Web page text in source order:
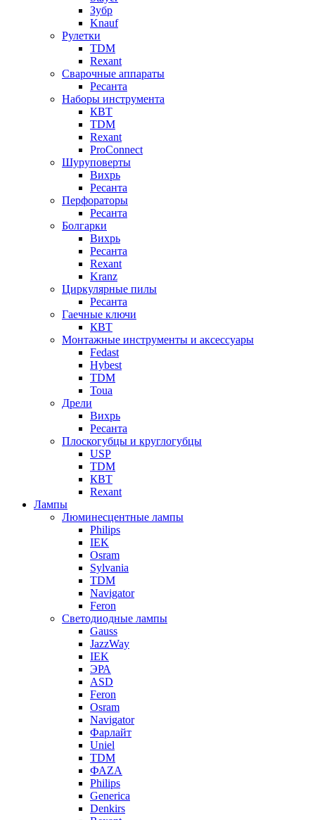
Зубр
Knauf
Рулетки
TDM
Rexant
Сварочные аппараты
Ресанта
Наборы инструмента
КВТ
TDM
Rexant
ProConnect
Шуруповерты
Вихрь
Ресанта
Перфораторы
Ресанта
Болгарки
Вихрь
Ресанта
Rexant
Kranz
Циркулярные пилы
Ресанта
Гаечные ключи
КВТ
Монтажные инструменты и аксессуары
Fedast
Hybest
TDM
Toua
Дрели
Вихрь
Ресанта
Плоскогубцы и круглогубцы
USP
TDM
КВТ
Rexant
Лампы
Люминесцентные лампы
Philips
IEK
Osram
Sylvania
TDM
Navigator
Feron
Светодиодные лампы
Gauss
JazzWay
IEK
ЭРА
ASD
Feron
Osram
Navigator
Фарлайт
Uniel
TDM
ФАZА
Philips
Generica
Denkirs